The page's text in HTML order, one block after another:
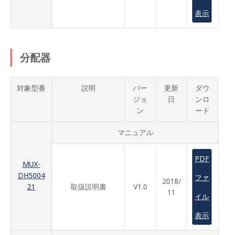
表示
分配器
対象型番 説明
バー
ジョ
ン
更新
日
ダウ
ンロ
ード
MUX-
DH5004
21
マニュアル
取扱説明書 V1.0
2018/
11
PDF
ファ
イル
表示